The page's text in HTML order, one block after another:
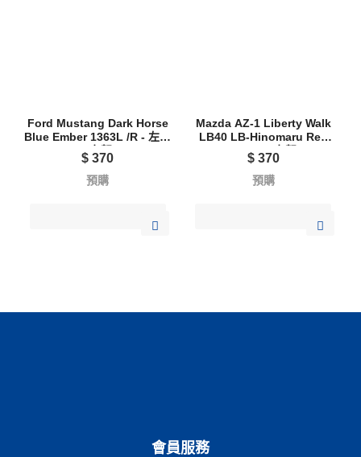
Ford Mustang Dark Horse
Blue Ember 1363L /R - 左駕
/ 右駕
$370
預購
Mazda AZ-1 Liberty Walk
LB40 LB-Hinomaru Red
1362R - 右駕
$ 370
預購
會員服務